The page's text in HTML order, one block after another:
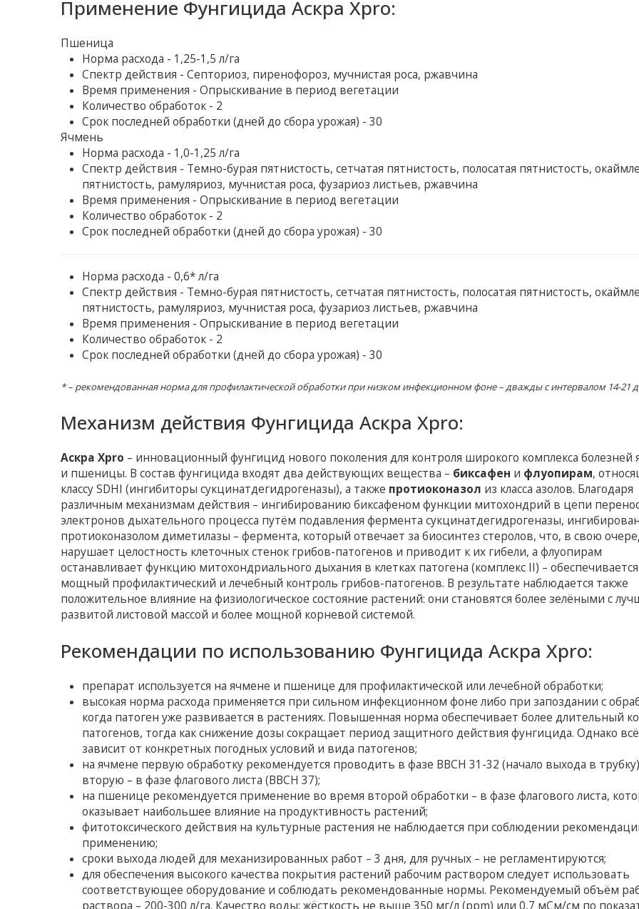
Применение Фунгицида Аскра Xpro:
Пшеница
Норма расхода - 1,25-1,5 л/га
Спектр действия - Септориоз, пиренофороз, мучнистая роса, ржавчина
Время применения - Опрыскивание в период вегетации
Количество обработок - 2
Срок последней обработки (дней до сбора урожая) - 30
Ячмень
Норма расхода - 1,0-1,25 л/га
Спектр действия - Темно-бурая пятнистость, сетчатая пятнистость, полосатая пятнистость,
пятнистость, рамуляриоз, мучнистая роса, фузариоз листьев, ржавчина
Время применения - Опрыскивание в период вегетации
Количество обработок - 2
Срок последней обработки (дней до сбора урожая) - 30
Норма расхода - 0,6* л/га
Спектр действия - Темно-бурая пятнистость, сетчатая пятнистость, полосатая пятнистость,
пятнистость, рамуляриоз, мучнистая роса, фузариоз листьев, ржавчина
Время применения - Опрыскивание в период вегетации
Количество обработок - 2
Срок последней обработки (дней до сбора урожая) - 30
* – рекомендованная норма для профилактической обработки при низком инфекционном фоне – дважды с интервалом 14-21
Механизм действия Фунгицида Аскра Xpro:
Аскра Xpro – инновационный фунгицид нового поколения для контроля широкого комплекса болезней
и пшеницы. В состав фунгицида входят два действующих вещества – биксафен и флуопирам,
классу SDHI (ингибиторы сукцинатдегидрогеназы), а также протиоконазол из класса азолов. Благодаря
различным механизмам действия – ингибированию биксафеном функции митохондрий в цепи
электронов дыхательного процесса путём подавления фермента сукцинатдегидрогеназы,
протиоконазолом диметилазы – фермента, который отвечает за биосинтез стеролов, что, в свою
нарушает целостность клеточных стенок грибов-патогенов и приводит к их гибели, а флуопирам
останавливает функцию митохондриального дыхания в клетках патогена (комплекс II) – обеспечивается
мощный профилактический и лечебный контроль грибов-патогенов. В результате наблюдается также
положительное влияние на физиологическое состояние растений: они становятся более зелёными с
развитой листовой массой и более мощной корневой системой.
Рекомендации по использованию Фунгицида Аскра Xpro:
препарат используется на ячмене и пшенице для профилактической или лечебной обработки;
высокая норма расхода применяется при сильном инфекционном фоне либо при запоздании с
когда патоген уже развивается в растениях. Повышенная норма обеспечивает более длительный
патогенов, тогда как снижение дозы сокращает период защитного действия фунгицида. Однако всё
зависит от конкретных погодных условий и вида патогенов;
на ячмене первую обработку рекомендуется проводить в фазе ВВСН 31-32 (начало выхода в
вторую – в фазе флагового листа (ВВСН 37);
на пшенице рекомендуется применение во время второй обработки – в фазе флагового листа,
оказывает наибольшее влияние на продуктивность растений;
фитотоксического действия на культурные растения не наблюдается при соблюдении
применению;
сроки выхода людей для механизированных работ – 3 дня, для ручных – не регламентируются;
для обеспечения высокого качества покрытия растений рабочим раствором следует использовать
соответствующее оборудование и соблюдать рекомендованные нормы. Рекомендуемый объём